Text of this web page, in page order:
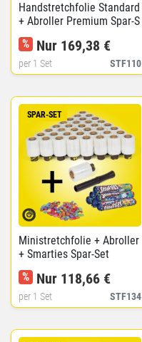
Handstretchfolie Standard
+ Abroller Premium Spar-S
et
STF110
% Nur 169,38 €
per 1 Set
SPAR-SET
Ministretchfolie + Abroller
+ Smarties Spar-Set
STF134
% Nur 118,66 €
per 1 Set